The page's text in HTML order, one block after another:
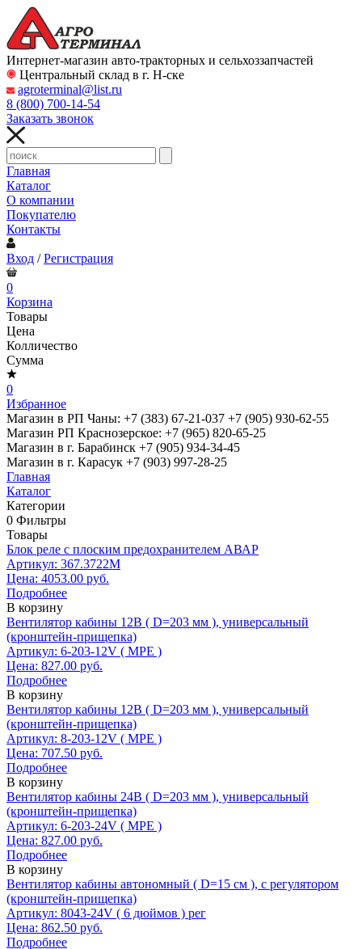
Интернет-магазин авто-тракторных и сельхоззапчастей
Центральный склад в г. Н-ске
agroterminal@list.ru
8 (800) 700-14-54
Заказать звонок
Главная
Каталог
О компании
Покупателю
Контакты
Вход /Регистрация
0
Корзина
Товары
Цена
Колличество
Сумма
0
Избранное
Магазин в РП Чаны: +7 (383) 67-21-037 +7 (905) 930-62-55
Магазин РП Краснозерское: +7 (965) 820-65-25
Магазин в г. Барабинск +7 (905) 934-34-45
Магазин в г. Карасук +7 (903) 997-28-25
Главная
Каталог
Категории
0 Фильтры
Товары
Блок реле с плоским предохранителем АВАР
Артикул: 367.3722М
Цена: 4053.00 руб.
Подробнее
В корзину
Вентилятор кабины 12В ( D=203 мм ), универсальный
(кронштейн-прищепка)
Артикул: 6-203-12V ( МРЕ )
Цена: 827.00 руб.
Подробнее
В корзину
Вентилятор кабины 12В ( D=203 мм ), универсальный
(кронштейн-прищепка)
Артикул: 8-203-12V ( МРЕ )
Цена: 707.50 руб.
Подробнее
В корзину
Вентилятор кабины 24В ( D=203 мм ), универсальный
(кронштейн-прищепка)
Артикул: 6-203-24V ( МРЕ )
Цена: 827.00 руб.
Подробнее
В корзину
Вентилятор кабины автономный ( D=15 см ), с регулятором
(кронштейн-прищепка)
Артикул: 8043-24V ( 6 дюймов ) рег
Цена: 862.50 руб.
Подробнее